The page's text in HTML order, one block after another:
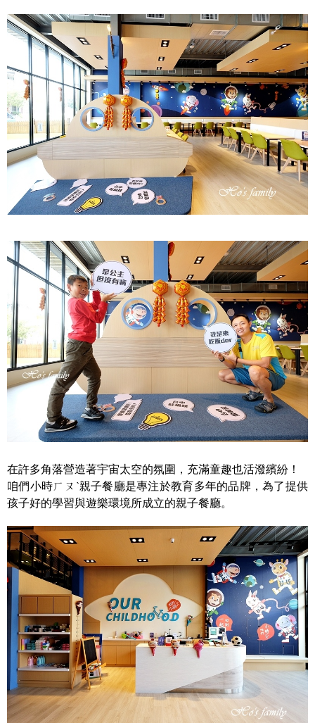
在許多角落營造著宇宙太空的氛圍，充滿童趣也活潑繽紛！
咱們小時ㄏㄡˋ親子餐廳是專注於教育多年的品牌，為了提供
孩子好的學習與遊樂環境所成立的親子餐廳。